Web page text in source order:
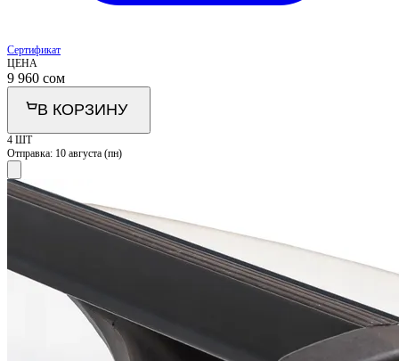
Сертификат
ЦЕНА
9 960 сом
В КОРЗИНУ
4 ШТ
Отправка: 10 августа (пн)